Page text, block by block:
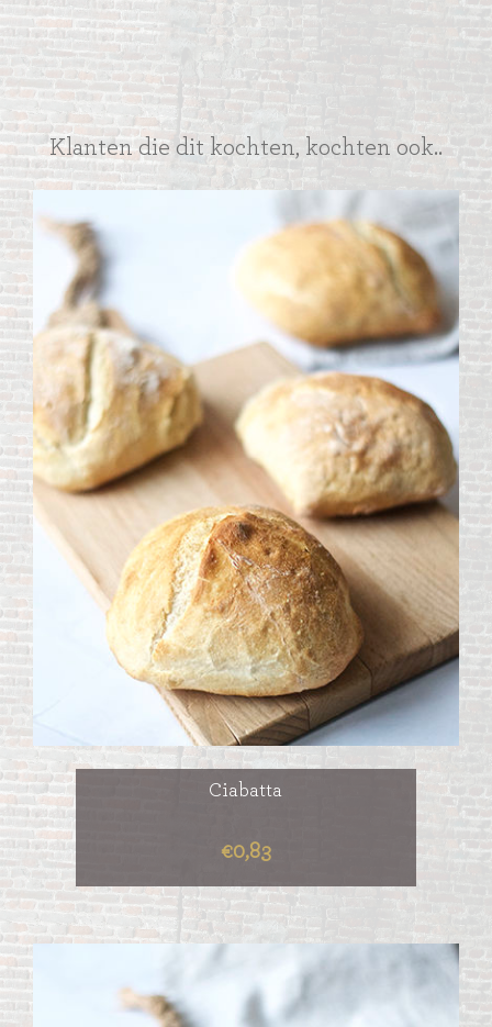
Klanten die dit kochten, kochten ook..
Ciabatta
€0,83